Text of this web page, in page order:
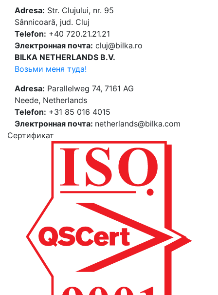
Adresa: Str. Clujului, nr. 95
Sânnicoară, jud. Cluj
Telefon: +40 720.21.21.21
Электронная почта: cluj@bilka.ro
BILKA NETHERLANDS B.V.
Возьми меня туда!
Adresa: Parallelweg 74, 7161 AG
Neede, Netherlands
Telefon: +31 85 016 4015
Электронная почта: netherlands@bilka.com
Cертификат